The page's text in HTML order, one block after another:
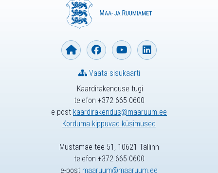
Kaardirakenduse tugi
telefon +372 665 0600
e-post kaardirakendus@maaruum.ee
Korduma kippuvad küsimused
Vaata sisukaarti
Mustamäe tee 51, 10621 Tallinn
telefon +372 665 0600
e-post maaruum@maaruum.ee